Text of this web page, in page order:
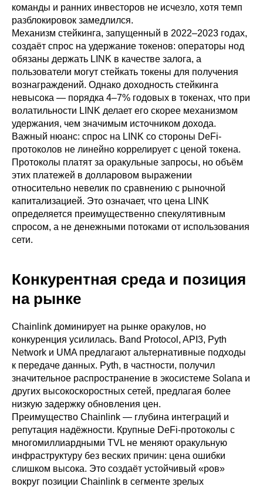
команды и ранних инвесторов не исчезло, хотя темп
разблокировок замедлился.
Механизм стейкинга, запущенный в 2022–2023 годах,
создаёт спрос на удержание токенов: операторы нод
обязаны держать LINK в качестве залога, а
пользователи могут стейкать токены для получения
вознаграждений. Однако доходность стейкинга
невысока — порядка 4–7% годовых в токенах, что при
волатильности LINK делает его скорее механизмом
удержания, чем значимым источником дохода.
Важный нюанс: спрос на LINK со стороны DeFi-
протоколов не линейно коррелирует с ценой токена.
Протоколы платят за оракульные запросы, но объём
этих платежей в долларовом выражении
относительно невелик по сравнению с рыночной
капитализацией. Это означает, что цена LINK
определяется преимущественно спекулятивным
спросом, а не денежными потоками от использования
сети.
Конкурентная среда и позиция
на рынке
Chainlink доминирует на рынке оракулов, но
конкуренция усилилась. Band Protocol, API3, Pyth
Network и UMA предлагают альтернативные подходы
к передаче данных. Pyth, в частности, получил
значительное распространение в экосистеме Solana и
других высокоскоростных сетей, предлагая более
низкую задержку обновления цен.
Преимущество Chainlink — глубина интеграций и
репутация надёжности. Крупные DeFi-протоколы с
многомиллиардными TVL не меняют оракульную
инфраструктуру без веских причин: цена ошибки
слишком высока. Это создаёт устойчивый «ров»
вокруг позиции Chainlink в сегменте зрелых